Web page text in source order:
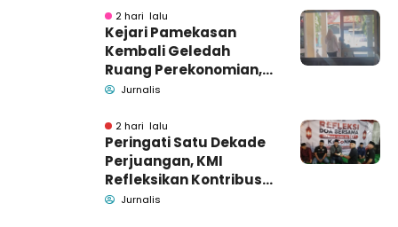
2 hari lalu
Kejari Pamekasan
Kembali Geledah
Ruang Perekonomian,
Pidsus: Tunggu Saja!
Jurnalis
2 hari lalu
Peringati Satu Dekade
Perjuangan, KMI
Refleksikan Kontribusi
untuk Masyarakat
Jurnalis